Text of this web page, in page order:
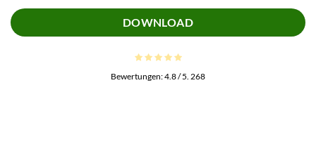
DOWNLOAD
Bewertungen:4.8/ 5. 268